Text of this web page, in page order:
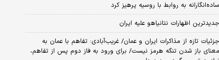
ساده‌انگارانه به روابط با روسیه پرهیز کرد
جدیدترین اظهارات نتانیاهو علیه ایران
جزئیات تازه از مذاکرات ایران و عمان/ غریب‌آبادی: تفاهم با عمان به
معنای باز شدن تنگه هرمز نیست/ برای ورود به فاز دوم پس از تفاهم،